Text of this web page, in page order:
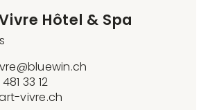
Hôtel & Spa
33 12
vivre.ch